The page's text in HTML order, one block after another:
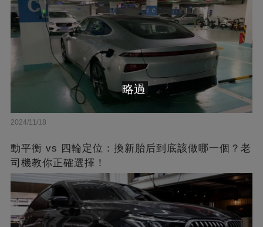
2024/11/18
動平衡 vs 四輪定位：換新胎后到底該做哪一個？老
司機教你正確選擇！
略過